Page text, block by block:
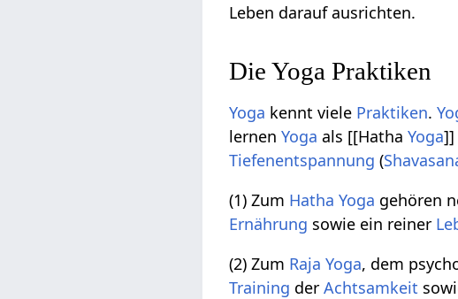
Leben darauf ausrichten.
Die Yoga Praktiken
Yoga kennt viele Praktiken.
lernenYoga als [[HathaYoga]]
Tiefenentspannung (
(1) Zum Hatha Yoga gehören
Ernährung sowie ein reiner
(2) Zum Raja Yoga, dem
Training derAchtsamkeit